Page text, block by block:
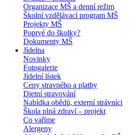
Organizace MŠ a denní režim
Školní vzdělávací program MŠ
Projekty MŠ
Poprvé do školky?
Dokumenty MŠ
Jídelna
Novinky
Fotogalerie
Jídelní lístek
Ceny stravného a platby
Dietní stravování
Nabídka obědů, externí strávníci
Škola plná zdraví – projekt
Co vaříme
Alergeny